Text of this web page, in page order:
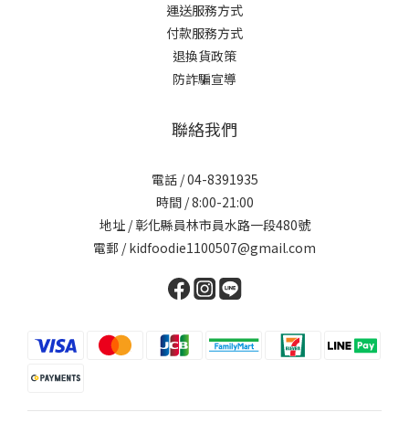
運送服務方式
付款服務方式
退換貨政策
防詐騙宣導
聯絡我們
電話 / 04-8391935
時間 / 8:00-21:00
地址 / 彰化縣員林市員水路一段480號
電郵 / kidfoodie1100507@gmail.com